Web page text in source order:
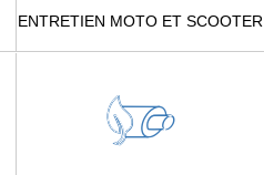
ENTRETIEN MOTO ET SCOOTER